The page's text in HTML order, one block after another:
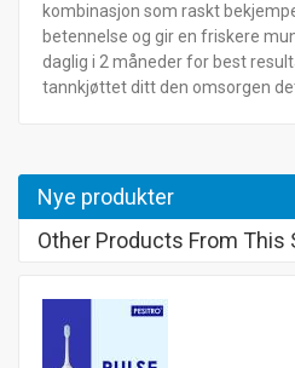
kombinasjon som raskt
betennelse og gir en friskere
daglig i 2 måneder for best
tannkjøttet ditt den omsorgen
Nye produkter
Other Products From This